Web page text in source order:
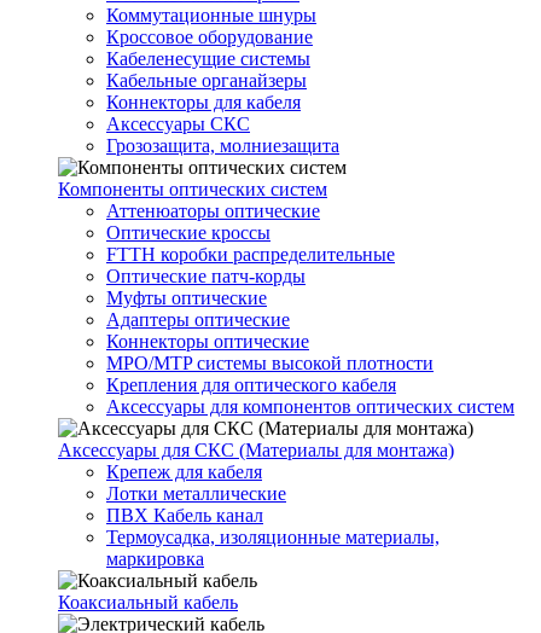
Коммутационные шнуры
Кроссовое оборудование
Кабеленесущие системы
Кабельные органайзеры
Коннекторы для кабеля
Аксессуары СКС
Грозозащита, молниезащита
Компоненты оптических систем
Аттенюаторы оптические
Оптические кроссы
FTTH коробки распределительные
Оптические патч-корды
Муфты оптические
Адаптеры оптические
Коннекторы оптические
MPO/MTP системы высокой плотности
Крепления для оптического кабеля
Аксессуары для компонентов оптических систем
Аксессуары для СКС (Материалы для монтажа)
Крепеж для кабеля
Лотки металлические
ПВХ Кабель канал
Термоусадка, изоляционные материалы,
маркировка
Коаксиальный кабель